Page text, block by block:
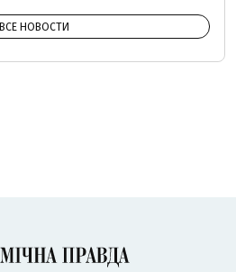
ВСЕ НОВОСТИ